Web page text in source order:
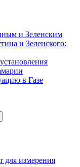
и Зеленским
и Зеленского:
в Газе
для измерения